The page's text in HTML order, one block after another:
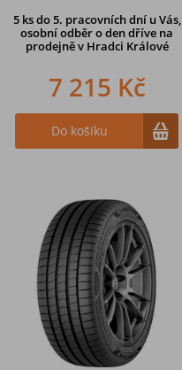
5 ks do 5. pracovních dní u Vás,
osobní odběr o den dříve na
prodejněv Hradci Králové
7 215 Kč
Do košíku